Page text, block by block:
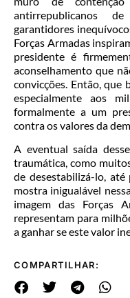
antirrepublicanos
garantidores
Forças Armadas
presidente é
aconselhamento que
convicções. Então, que
especialmente aos
formalmente a um
contra os valores da
A eventual saída
traumática, como
de desestabilizá-lo,
mostra inigualável
imagem das Forças
representam para
a ganhar se este valor
COMPARTILHAR: